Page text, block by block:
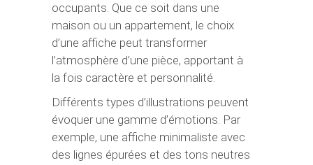
occupants. Que ce soit dans une
maison ou un appartement, le choix
d’une affiche peut transformer
l’atmosphère d’une pièce, apportant à
la fois caractère et personnalité.
Différents types d’illustrations peuvent
évoquer une gamme d’émotions. Par
exemple, une affiche minimaliste avec
des lignes épurées et des tons neutres